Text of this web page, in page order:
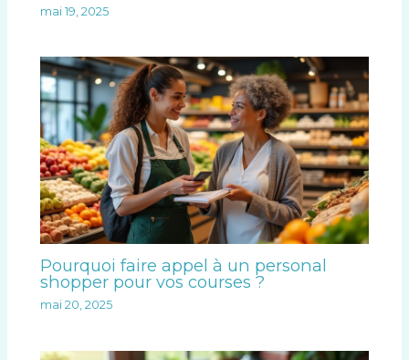
mai 19, 2025
Pourquoi faire appel à un personal
shopper pour vos courses ?
mai 20, 2025